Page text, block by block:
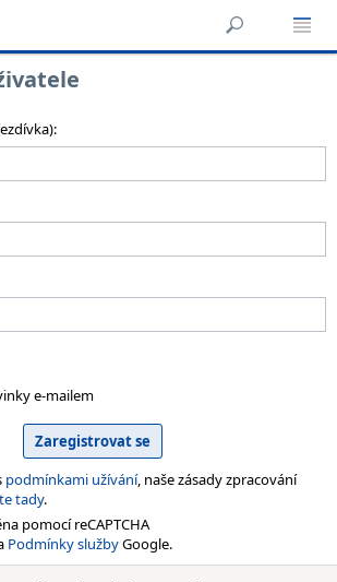
e-mailem
podmínkami užívání, naše zásady zpracování
tady.
pomocí reCAPTCHA
Podmínky službyGoogle.